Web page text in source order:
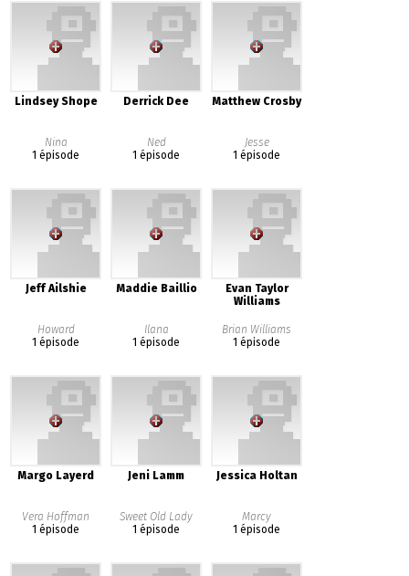
Lindsey Shope
Nina
1 épisode
Derrick Dee
Ned
1 épisode
Matthew Crosby
Jesse
1 épisode
Jeff Ailshie
Howard
1 épisode
Maddie Baillio
Ilana
1 épisode
Evan Taylor
Williams
Brian Williams
1 épisode
Margo Layerd
Vera Hoffman
1 épisode
Jeni Lamm
Sweet Old Lady
1 épisode
Jessica Holtan
Marcy
1 épisode